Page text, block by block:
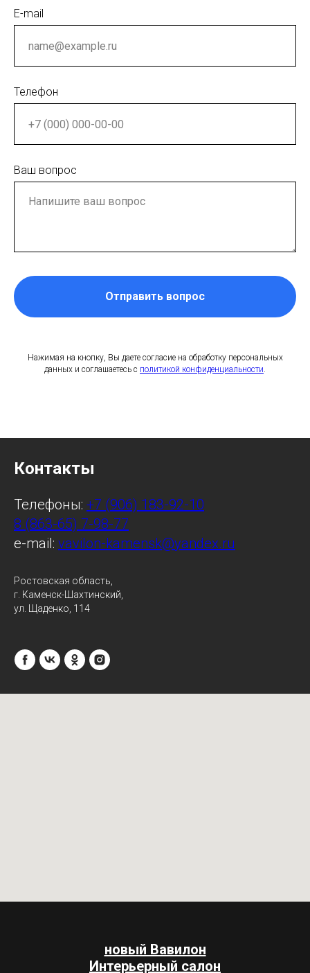
E-mail
Телефон
Ваш вопрос
Отправить вопрос
Нажимая на кнопку, Вы даете согласие на обработку персональных
данных и соглашаетесь c политикой конфиденциальности.
Контакты
Телефоны: +7 (906) 183-92-10
8 (863-65) 7-98-77
e-mail: vavilon-kamensk@yandex.ru
Ростовская область,
г. Каменск-Шахтинский,
ул. Щаденко, 114
новый Вавилон
Интерьерный салон